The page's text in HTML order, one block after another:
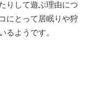
りして遊ぶ理由につ
にとって居眠りや狩
るようです。